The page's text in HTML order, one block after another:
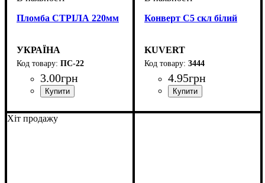
Пломба СТРІЛА 220мм
УКРАЇНА
ПС-22
3.00грн
Конверт С5 скл білий
KUVERT
3444
4.95грн
Хіт продажу